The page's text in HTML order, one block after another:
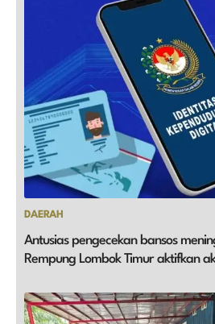
DAERAH
Antusias pengecekan bansos
Rempung Lombok Timur aktifkan